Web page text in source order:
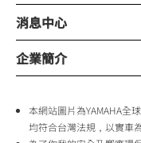
消息中心
企業簡介
本網站圖片為YAMAHA全
均符合台灣法規，以實車